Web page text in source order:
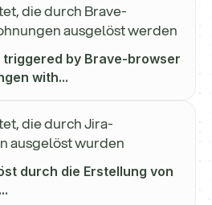
die durch Brave-
ausgelöst werden
triggered by Brave-browser
with...
die durch Jira-
ausgelöst wurden
durch die Erstellung von